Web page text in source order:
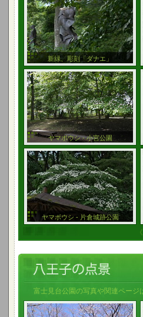
新緑、彫刻「ダナエ」
ヤマボウシ - 小宮公園
ヤマボウシ - 片倉城跡公園
富士見台公園の写真や関連ペー